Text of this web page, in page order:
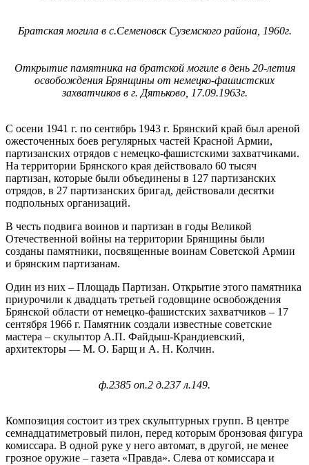
Братская могила в с.Семеновск Суземского района, 1960г.
Открытие памятника на братской могиле в день 20-летия
освобождения Брянщины от немецко-фашистских
захватчиков в г. Дятьково, 17.09.1963г.
С осени 1941 г. по сентябрь 1943 г. Брянский край был ареной
ожесточенных боев регулярных частей Красной Армии,
партизанских отрядов с немецко-фашистскими захватчиками.
На территории Брянского края действовало 60 тысяч
партизан, которые были объединены в 127 партизанских
отрядов, в 27 партизанских бригад, действовали десятки
подпольных организаций.
В честь подвига воинов и партизан в годы Великой
Отечественной войны на территории Брянщины были
созданы памятники, посвященные воинам Советской Армии
и брянским партизанам.
Один из них – Площадь Партизан. Открытие этого памятника
приурочили к двадцать третьей годовщине освобождения
Брянской области от немецко-фашистских захватчиков – 17
сентября 1966 г. Памятник создали известные советские
мастера – скульптор А.П. Файдыш-Крандиевский,
архитекторы — М. О. Барщ и А. Н. Колчин.
ф.2385 оп.2 д.237 л.149.
Композиция состоит из трех скульптурных групп. В центре
семнадцатиметровый пилон, перед которым бронзовая фигура
комиссара. В одной руке у него автомат, в другой, не менее
грозное оружие – газета «Правда». Слева от комиссара и